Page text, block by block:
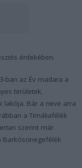
érdekében.
ban az Év madara a
területek,
lakója. Bár a neve arra
a Timáliafélék
szerint már